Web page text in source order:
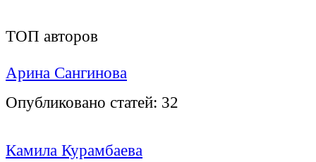
ТОП авторов
Арина Сангинова
Опубликовано статей: 32
Камила Курамбаева